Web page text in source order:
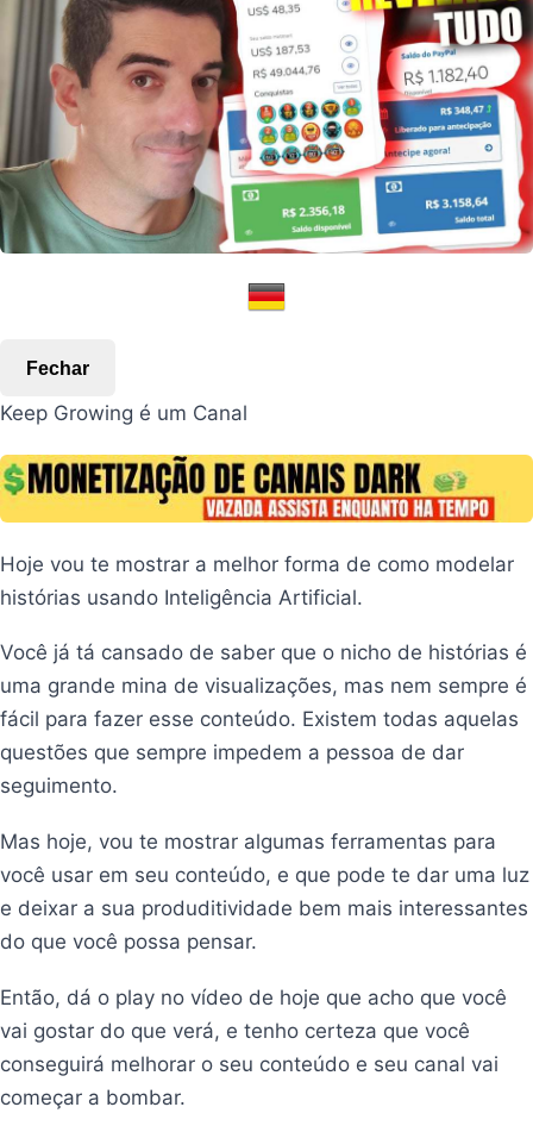
Fechar
Keep Growing é um Canal
Hoje vou te mostrar a melhor forma de como modelar
histórias usando Inteligência Artificial.
Você já tá cansado de saber que o nicho de histórias é
uma grande mina de visualizações, mas nem sempre é
fácil para fazer esse conteúdo. Existem todas aquelas
questões que sempre impedem a pessoa de dar
seguimento.
Mas hoje, vou te mostrar algumas ferramentas para
você usar em seu conteúdo, e que pode te dar uma luz
e deixar a sua produditividade bem mais interessantes
do que você possa pensar.
Então, dá o play no vídeo de hoje que acho que você
vai gostar do que verá, e tenho certeza que você
conseguirá melhorar o seu conteúdo e seu canal vai
começar a bombar.